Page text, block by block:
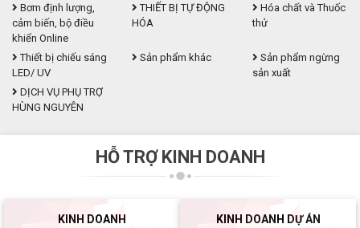
Bơm định lượng,
cảm biến, bộ điều
khiển Online
THIẾT BỊ TỰ ĐỘNG
HÓA
Hóa chất và Thuốc
thử
Thiết bị chiếu sáng
LED/ UV
Sản phẩm khác
Sản phẩm ngừng
sản xuất
DỊCH VỤ PHỤ TRỢ
HÙNG NGUYÊN
HỖ TRỢ KINH DOANH
KINH DOANH
KINH DOANH DỰ ÁN